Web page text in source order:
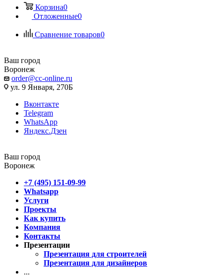
Корзина0
Отложенные0
Сравнение товаров0
Ваш город
Воронеж
order@cc-online.ru
ул. 9 Января, 270Б
Вконтакте
Telegram
WhatsApp
Яндекс.Дзен
Ваш город
Воронеж
+7 (495) 151-09-99
Whatsapp
Услуги
Проекты
Как купить
Компания
Контакты
Презентации
Презентация для строителей
Презентация для дизайнеров
...